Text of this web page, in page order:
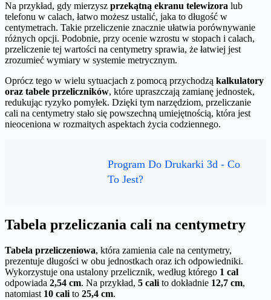
Na przykład, gdy mierzysz przekątną ekranu telewizora lub
telefonu w calach, łatwo możesz ustalić, jaka to długość w
centymetrach. Takie przeliczenie znacznie ułatwia porównywanie
różnych opcji. Podobnie, przy ocenie wzrostu w stopach i calach,
przeliczenie tej wartości na centymetry sprawia, że łatwiej jest
zrozumieć wymiary w systemie metrycznym.
Oprócz tego w wielu sytuacjach z pomocą przychodzą kalkulatory
oraz tabele przeliczników, które upraszczają zamianę jednostek,
redukując ryzyko pomyłek. Dzięki tym narzędziom, przeliczanie
cali na centymetry stało się powszechną umiejętnością, która jest
nieoceniona w rozmaitych aspektach życia codziennego.
Program Do Drukarki 3d - Co
To Jest?
Tabela przeliczania cali na centymetry
Tabela przeliczeniowa, która zamienia cale na centymetry,
prezentuje długości w obu jednostkach oraz ich odpowiedniki.
Wykorzystuje ona ustalony przelicznik, według którego 1 cal
odpowiada 2,54 cm. Na przykład, 5 cali to dokładnie 12,7 cm,
natomiast 10 cali to 25,4 cm.